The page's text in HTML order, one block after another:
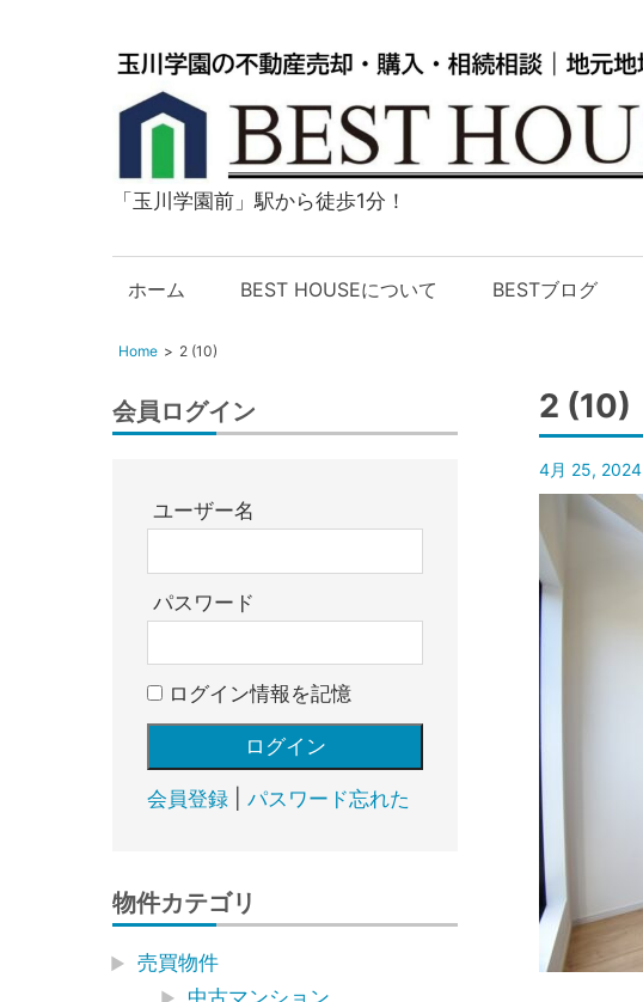
玉
学
の
動
産
入・
却・
BEST
HOUSE
「玉川学園前」駅から徒歩1分！
ホーム BEST HOUSEについて BESTブログ
Home 2 (10)
2 (10)
4月 25, 2024
会員ログイン
ユーザー名
パスワード
ログイン情報を記憶
会員登録| パスワード忘れた
物件カテゴリ
売買物件
中古マンション